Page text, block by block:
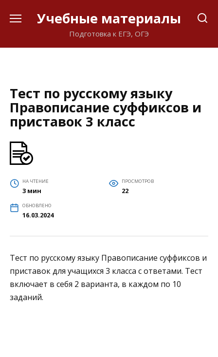
Учебные материалы
Подготовка к ЕГЭ, ОГЭ
Тест по русскому языку
Правописание суффиксов и
приставок 3 класс
НА ЧТЕНИЕ
3 мин
ПРОСМОТРОВ
22
ОБНОВЛЕНО
16.03.2024
Тест по русскому языку Правописание суффиксов и
приставок для учащихся 3 класса с ответами. Тест
включает в себя 2 варианта, в каждом по 10
заданий.